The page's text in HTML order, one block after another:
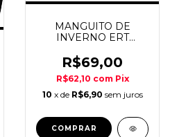
MANGUITO DE
INVERNO ERT
R$69,00
R$62,10 com Pix
10 x de R$6,90 sem juros
COMPRAR